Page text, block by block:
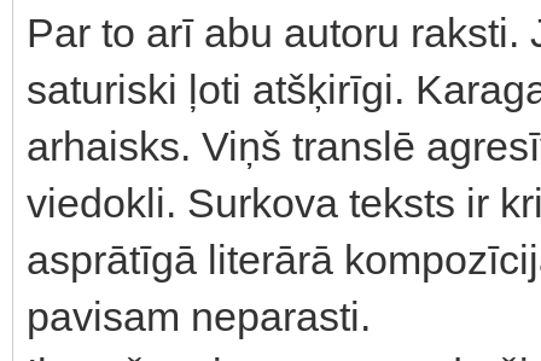
Par to arī abu autoru
saturiski ļoti atšķirīgi.
arhaisks. Viņš translē
viedokli. Surkova teksts ir
asprātīgā literārā
pavisam neparasti.